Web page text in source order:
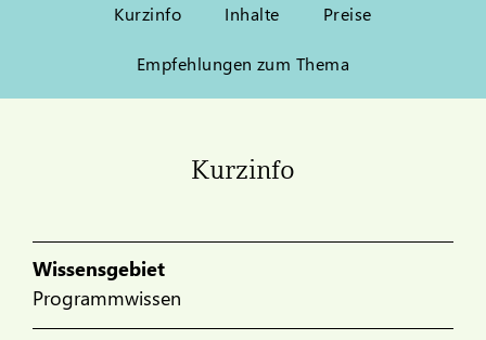
Kurzinfo Inhalte Preise
Empfehlungen zum Thema
Kurzinfo
Wissensgebiet
Programmwissen